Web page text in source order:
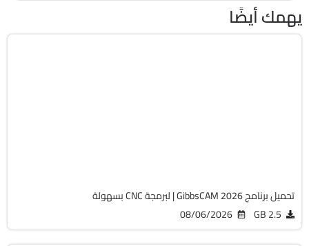
يهمك أيضًا
تحميل برنامج GibbsCAM 2026 | لبرمجة CNC بسهولة
2.5 GB
08/06/2026